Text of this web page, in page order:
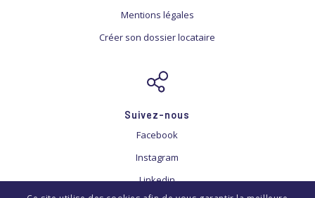
Mentions légales
Créer son dossier locataire
Suivez-nous
Facebook
Instagram
Linkedin